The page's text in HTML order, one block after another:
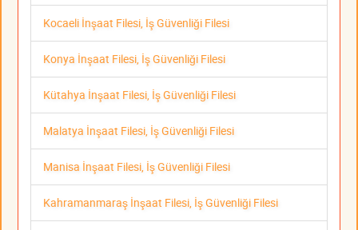
Kocaeli İnşaat Filesi, İş Güvenliği Filesi
Konya İnşaat Filesi, İş Güvenliği Filesi
Kütahya İnşaat Filesi, İş Güvenliği Filesi
Malatya İnşaat Filesi, İş Güvenliği Filesi
Manisa İnşaat Filesi, İş Güvenliği Filesi
Kahramanmaraş İnşaat Filesi, İş Güvenliği Filesi